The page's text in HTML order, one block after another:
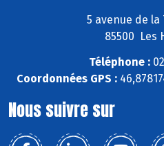
5 avenue de
85500 Les
Téléphone :
Coordonnées GPS :
Nous suivre sur